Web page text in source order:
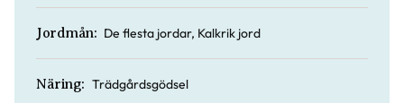
Jordmån: De flesta jordar, Kalkrik jord
Näring: Trädgårdsgödsel